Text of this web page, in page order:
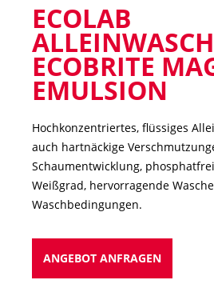
ECOLAB
ECOBRITE
EMULSION
Hochkonzentriertes, flüssiges
auch hartnäckige
Schaumentwicklung,
Weißgrad, hervorragende
Waschbedingungen.
ANGEBOT ANFRAGEN